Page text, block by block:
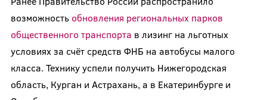
возможность обновления региональных парков
общественного транспорта в лизинг на льготных
условиях за счёт средств ФНБ на автобусы малого
класса. Технику успели получить Нижегородская
область, Курган и Астрахань, а в Екатеринбурге и